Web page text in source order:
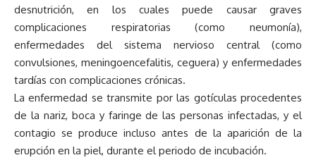
desnutrición, en los cuales puede causar graves
complicaciones respiratorias (como neumonía),
enfermedades del sistema nervioso central (como
convulsiones, meningoencefalitis, ceguera) y enfermedades
tardías con complicaciones crónicas.
La enfermedad se transmite por las gotículas procedentes
de la nariz, boca y faringe de las personas infectadas, y el
contagio se produce incluso antes de la aparición de la
erupción en la piel, durante el periodo de incubación.